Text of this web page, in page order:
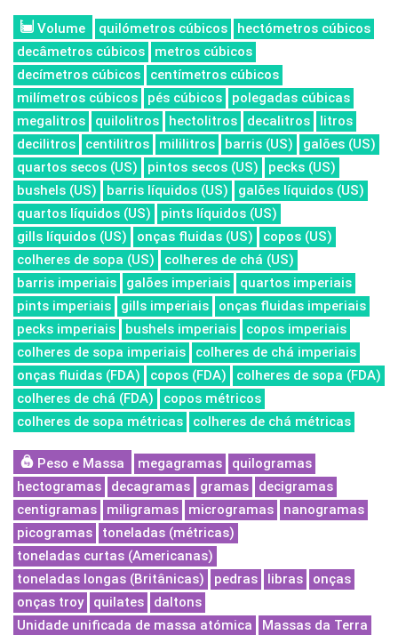
Volume quilómetros cúbicos
hectómetros cúbicos
decâmetros cúbicos
metros cúbicos
decímetros cúbicos
centímetros cúbicos
milímetros cúbicos
pés cúbicos
polegadas cúbicas
megalitros
quilolitros hectolitros decalitros
litros
decilitros
centilitros mililitros barris (US)
galões (US)
quartos secos (US)
pintos secos (US)
pecks (US)
bushels (US)
barris líquidos (US)
galões líquidos (US)
quartos líquidos (US)
pints líquidos (US)
gills líquidos (US)
onças fluidas (US)
copos (US)
colheres de sopa (US)
colheres de chá (US)
barris imperiais
galões imperiais
quartos imperiais
pints imperiais
gills imperiais
onças fluidas imperiais
pecks imperiais
bushels imperiais
copos imperiais
colheres de sopa imperiais
colheres de chá imperiais
onças fluidas (FDA)
copos (FDA)
colheres de sopa (FDA)
colheres de chá (FDA)
copos métricos
colheres de sopa métricas
colheres de chá métricas
Peso e Massa megagramas
quilogramas
hectogramas
decagramas gramas
decigramas
centigramas
miligramas microgramas
nanogramas
picogramas
toneladas (métricas)
toneladas curtas (Americanas)
toneladas longas (Britânicas)
pedras libras
onças
onças troy
quilates
daltons
Unidade unificada de massa atómica
Massas da Terra